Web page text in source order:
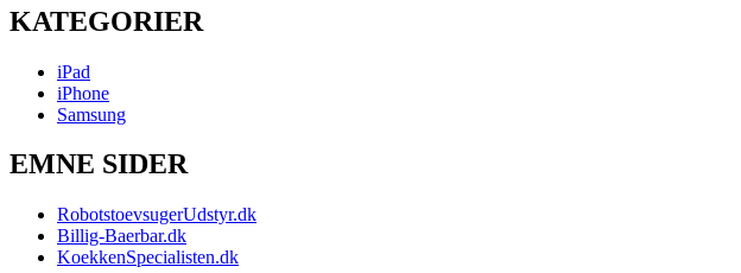
KATEGORIER
iPad
iPhone
Samsung
EMNE SIDER
RobotstoevsugerUdstyr.dk
Billig-Baerbar.dk
KoekkenSpecialisten.dk